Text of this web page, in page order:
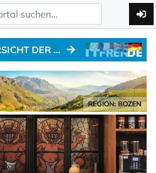
ZURÜCK ZUR ÜBERSICHT DER MOTO-HOTELS
REGION: BOZEN